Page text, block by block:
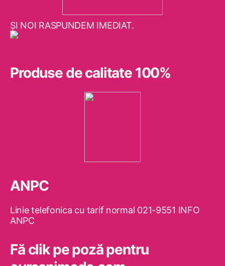
ŞI NOI RASPUNDEM IMEDIAT.
Produse de calitate 100%
ANPC
Linie telefonica cu tarif normal 021-9551 INFO
ANPC
Fă clik pe poză pentru